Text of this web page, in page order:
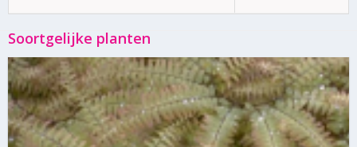
Soortgelijke planten